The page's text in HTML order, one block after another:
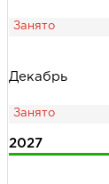
Декабрь
2027